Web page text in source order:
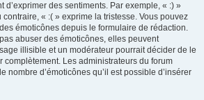
d’exprimer des sentiments. Par exemple, « :) »
contraire, « :( » exprime la tristesse. Vous pouvez
émoticônes depuis le formulaire de rédaction.
abuser des émoticônes, elles peuvent
illisible et un modérateur pourrait décider de le
complètement. Les administrateurs du forum
nombre d’émoticônes qu’il est possible d’insérer